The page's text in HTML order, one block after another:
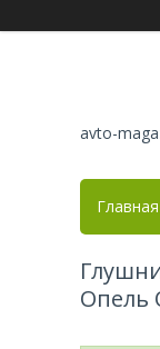
avto-
Главная
Опель